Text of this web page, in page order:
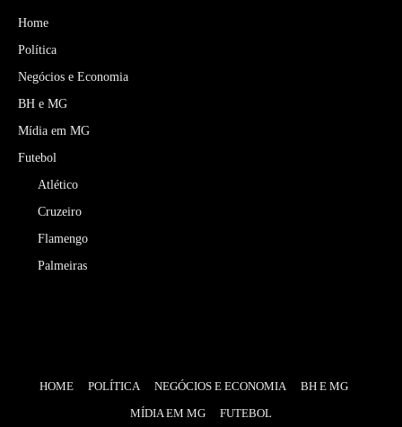
Home
Política
Negócios e Economia
BH e MG
Mídia em MG
Futebol
Atlético
Cruzeiro
Flamengo
Palmeiras
HOME POLÍTICA NEGÓCIOS E ECONOMIA
BH E MG
MÍDIA EM MG
FUTEBOL